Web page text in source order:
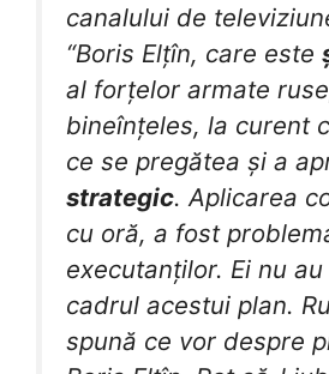
canalului de
“Boris Elțîn, care este
al forțelor armate
bineînțeles, la curent
ce se pregătea și a
strategic. Aplicarea
cu oră, a fost
executanților. Ei nu
cadrul acestui plan.
spună ce vor despre